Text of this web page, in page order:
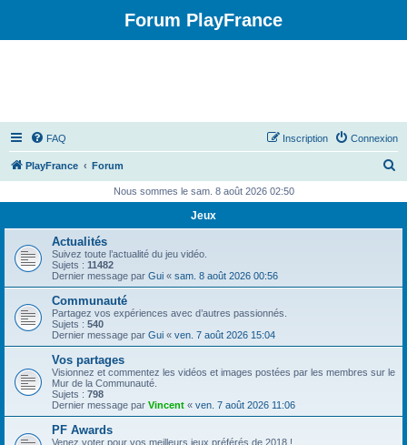
Forum PlayFrance
FAQ Connexion
Inscription
PlayFrance Forum
h
Nous sommes le sam. 8 août 2026 02:50
Jeux
Actualités
Suivez toute l’actualité du jeu vidéo.
Sujets : 11482
Dernier message par Gui « sam. 8 août 2026 00:56
Communauté
Partagez vos expériences avec d’autres passionnés.
Sujets : 540
Dernier message par Gui « ven. 7 août 2026 15:04
Vos partages
Visionnez et commentez les vidéos et images postées par les membres sur le
Mur de la Communauté.
Sujets : 798
Dernier message par Vincent « ven. 7 août 2026 11:06
PF Awards
Venez voter pour vos meilleurs jeux préférés de 2018 !